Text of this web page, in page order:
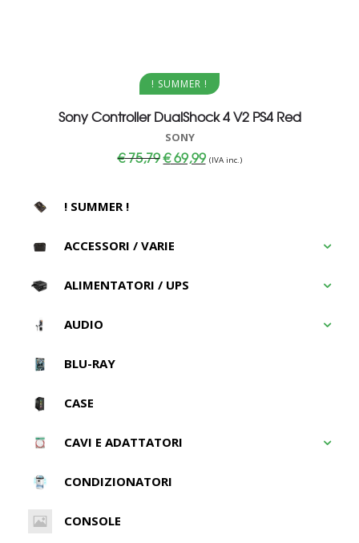
Aggiungi al carrello
! SUMMER !
Sony Controller DualShock 4 V2 PS4 Red
SONY
€75,79Il
prezzo
€69,99Il
prezzo
(IVA inc.)
! SUMMER !
ACCESSORI / VARIE
ALIMENTATORI / UPS
AUDIO
BLU-RAY
CASE
CAVI E ADATTATORI
CONDIZIONATORI
CONSOLE